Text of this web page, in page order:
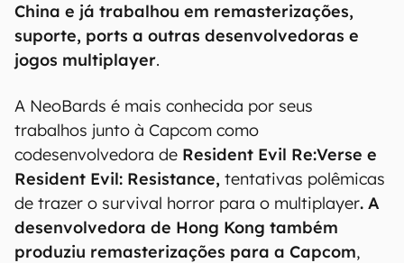
China e já trabalhou em remasterizações,
suporte, ports a outras desenvolvedoras e
jogos multiplayer.
A NeoBards é mais conhecida por seus
trabalhos junto à Capcom como
codesenvolvedora de Resident Evil Re:Verse e
Resident Evil: Resistance, tentativas polêmicas
de trazer o survival horror para o multiplayer. A
desenvolvedora de Hong Kong também
produziu remasterizações para a Capcom,